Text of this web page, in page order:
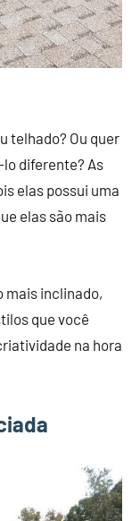
telhado? Ou quer
diferente? As
elas possui uma
elas são mais
mais inclinado,
que você
na hora